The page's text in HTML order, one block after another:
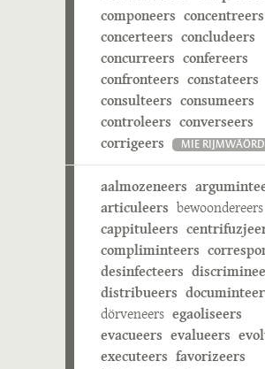
componeers concentreers
concerteers concludeers
concurreers confereers
confronteers constateers
consulteers consumeers
controleers converseers
corrigeers
MIE RIJMWÄÖRD
aalmozeneers
articuleers bewoondereers
cappituleers
compliminteers
desinfecteers
distribueers
dörveneers egaoliseers
evacueers evalueers
executeers favorizeers